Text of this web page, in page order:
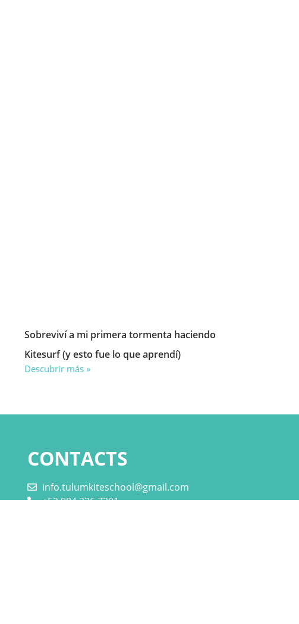
Sobreviví a mi primera tormenta haciendo
Kitesurf (y esto fue lo que aprendí)
Descubrir más »
CONTACTS
info.tulumkiteschool@gmail.com
+52 984 236 7201